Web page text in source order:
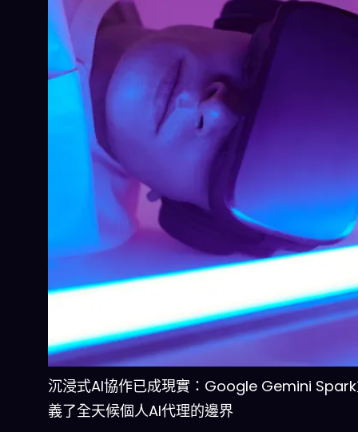
沉浸式AI協作已成現實：Google Gemini
義了全天候個人AI代理的邊界